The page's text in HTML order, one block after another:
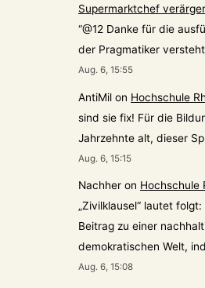
Supermarktchef
“@12 Danke für die
der Pragmatiker
Aug. 6, 15:55
AntiMil on Hochschule
sind sie fix! Für die
Jahrzehnte alt, dieser
Aug. 6, 15:15
Nachher on Hochschule
„Zivilklausel“ lautet
Beitrag zu einer
demokratischen Welt,
Aug. 6, 15:08